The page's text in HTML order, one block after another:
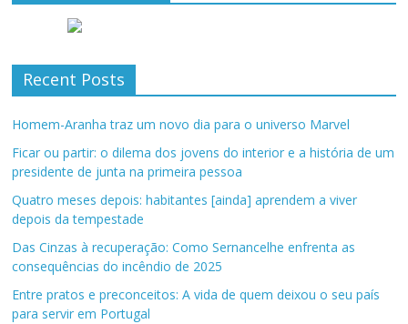
Recent Posts
Homem-Aranha traz um novo dia para o universo Marvel
Ficar ou partir: o dilema dos jovens do interior e a história de um
presidente de junta na primeira pessoa
Quatro meses depois: habitantes [ainda] aprendem a viver
depois da tempestade
Das Cinzas à recuperação: Como Sernancelhe enfrenta as
consequências do incêndio de 2025
Entre pratos e preconceitos: A vida de quem deixou o seu país
para servir em Portugal